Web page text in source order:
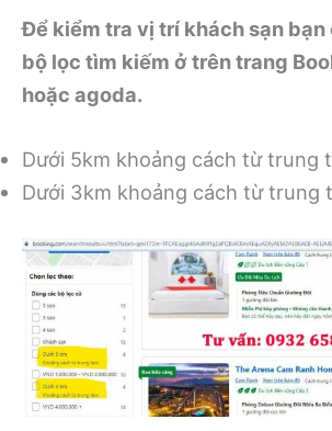
Để kiểm tra vị trí khách sạn bạn
bộ lọc tìm kiếm ở trên trang
hoặc agoda.
Dưới 5km khoảng cách từ trung
Dưới 3km khoảng cách từ trung